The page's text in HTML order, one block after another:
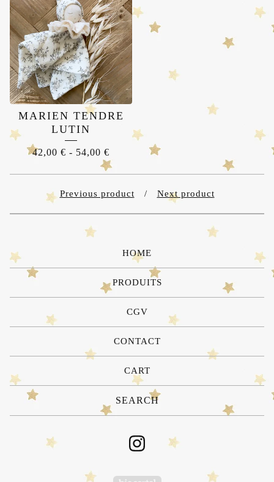
MARIEN TENDRE
LUTIN
42,00 € - 54,00 €
Previous product Next product
HOME
PRODUITS
CGV
CONTACT
CART
Search
products